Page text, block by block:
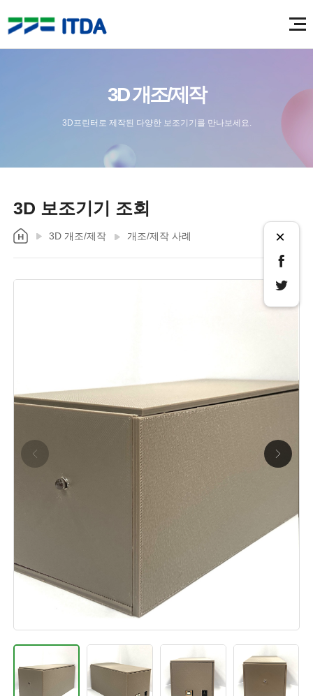
3D 개조/제작
3D프린터로 제작된 다양한 보조기기를 만나보세요.
3D 보조기기 조회
3D 개조/제작 개조/제작 사례 ×